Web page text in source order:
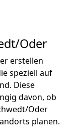
Oder
erstellen
speziell auf
Diese
davon, ob
Oder
planen.